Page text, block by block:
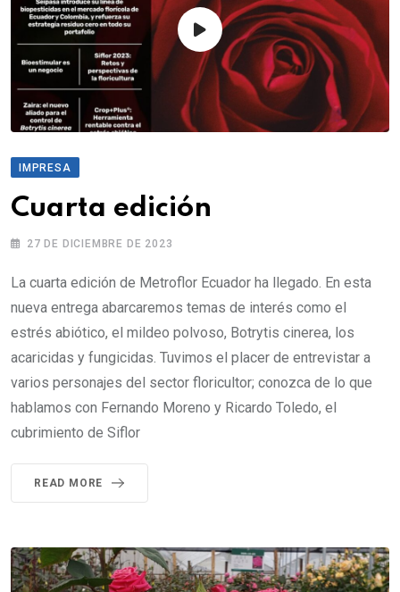
IMPRESA
Cuarta edición
27 DE DICIEMBRE DE 2023
La cuarta edición de Metroflor Ecuador ha llegado. En esta
nueva entrega abarcaremos temas de interés como el
estrés abiótico, el mildeo polvoso, Botrytis cinerea, los
acaricidas y fungicidas. Tuvimos el placer de entrevistar a
varios personajes del sector floricultor; conozca de lo que
hablamos con Fernando Moreno y Ricardo Toledo, el
cubrimiento de Siflor
READ MORE